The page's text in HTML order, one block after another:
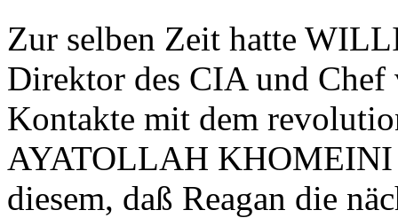
Zur selben Zeit hatte
Direktor des CIA und Chef
Kontakte mit dem
AYATOLLAH KHOMEINI
diesem, daß Reagan die